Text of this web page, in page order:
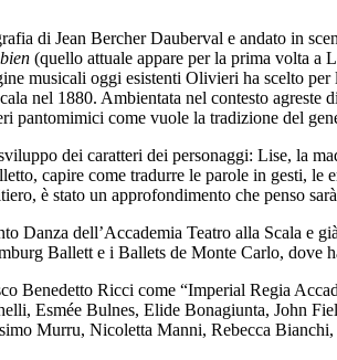
di Jean Bercher Dauberval e andato in
(quello attuale appare per la prima volta a
musicali oggi esistenti Olivieri ha scelto
nel 1880. Ambientata nel contesto
pantomimici come vuole la tradizione del
dei caratteri dei personaggi: Lise, la
capire come tradurre le parole in gesti,
è stato un approfondimento che penso
Danza dell’Accademia Teatro alla Scala e
Ballett e i Ballets de Monte Carlo, dove
Benedetto Ricci come “Imperial Regia
Esmée Bulnes, Elide Bonagiunta, John
Murru, Nicoletta Manni, Rebecca